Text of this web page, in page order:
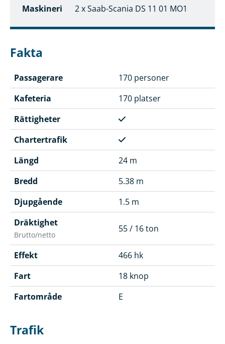
Maskineri
2 x Saab-Scania DS 11 01 MO1
Fakta
Passagerare
170 personer
Kafeteria
170 platser
Rättigheter
Chartertrafik
Längd
24 m
Bredd
5.38 m
Djupgående
1.5 m
Dräktighet
Brutto/netto
55 / 16 ton
Effekt
466 hk
Fart
18 knop
Fartområde
E
Trafik